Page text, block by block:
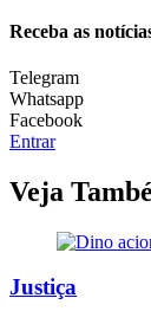
Receba as
Telegram
Whatsapp
Facebook
Entrar
Veja
Justiça